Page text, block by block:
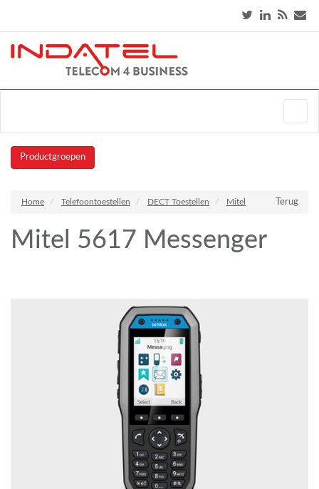
Productgroepen
Terug
Home Telefoontoestellen DECT Toestellen Mitel
Mitel 5617 Messenger